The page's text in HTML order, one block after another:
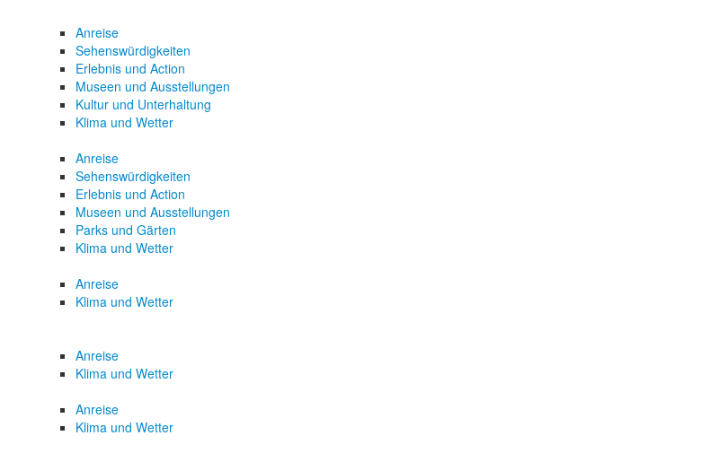
Anreise
Sehenswürdigkeiten
Erlebnis und Action
Museen und Ausstellungen
Kultur und Unterhaltung
Klima und Wetter
Anreise
Sehenswürdigkeiten
Erlebnis und Action
Museen und Ausstellungen
Parks und Gärten
Klima und Wetter
Anreise
Klima und Wetter
Anreise
Klima und Wetter
Anreise
Klima und Wetter